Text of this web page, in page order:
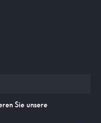
Sie unsere